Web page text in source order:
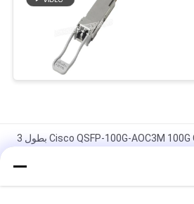
كابل بصري نشط Cisco QSFP-100G-AOC3M 100G QSFP28 بطول 3